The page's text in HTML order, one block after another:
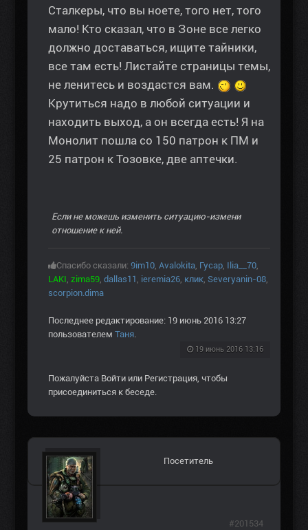
Сталкеры, что вы ноете, того нет, того
мало! Кто сказал, что в Зоне все легко
должно доставаться, ищите тайники,
все там есть! Листайте страницы темы,
не ленитесь и воздастся вам.
Крутиться надо в любой ситуации и
находить выход, а он всегда есть! Я на
Монолит пошла со 150 патрон к ПМ и
25 патрон к Тозовке, две аптечки.
Если не можешь изменить ситуацию-измени
отношение к ней.
Спасибо сказали: 9im10, Avalokita, Гусар, Ilia__70,
LAKI, zima59, dallas11 , ieremia26, клик, Severyanin-08,
scorpion.dima
Последнее редактирование: 19 июнь 2016 13:27
пользователем Таня.
19 июнь 2016 13:16
Пожалуйста Войти или Регистрация, чтобы
присоединиться к беседе.
Посетитель
#201534